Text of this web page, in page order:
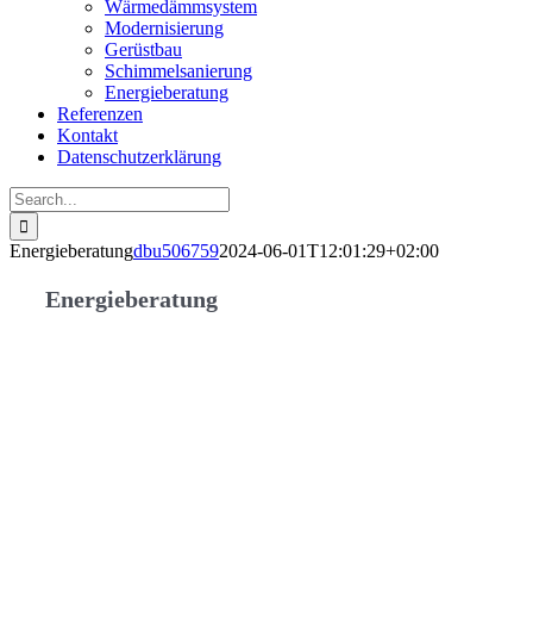
Wärmedämmsystem
Modernisierung
Gerüstbau
Schimmelsanierung
Energieberatung
Referenzen
Kontakt
Datenschutzerklärung
Search
for:
Energieberatungdbu5067592024-06-01T12:01:29+02:00
Energieberatung